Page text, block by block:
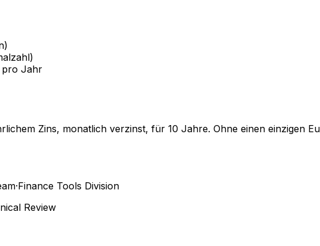
pro Jahr
Zins, monatlich verzinst, für 10 Jahre. Ohne einen
·Finance Tools Division
Review